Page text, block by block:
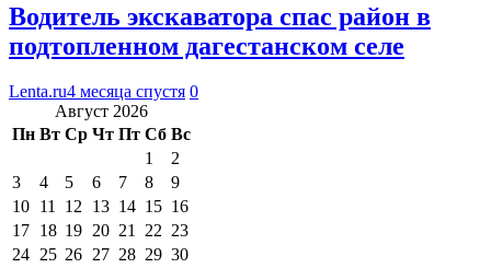
Водитель экскаватора спас район в
подтопленном дагестанском селе
Lenta.ru4 месяца спустя 0
Август 2026
Пн Вт Ср Чт Пт Сб Вс
1
2
3
4 5 6 7 8
9
10 11 12 13 14 15 16
17 18 19 20 21 22 23
24 25 26 27 28 29 30